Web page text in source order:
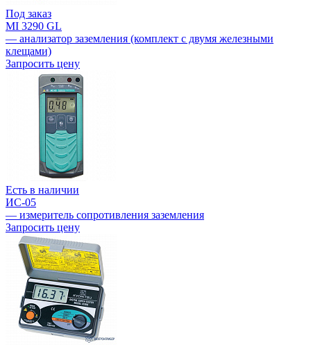
Под заказ
MI 3290 GL
— анализатор заземления (комплект с двумя железными
клещами)
Запросить цену
Есть в наличии
ИС-05
— измеритель сопротивления заземления
Запросить цену